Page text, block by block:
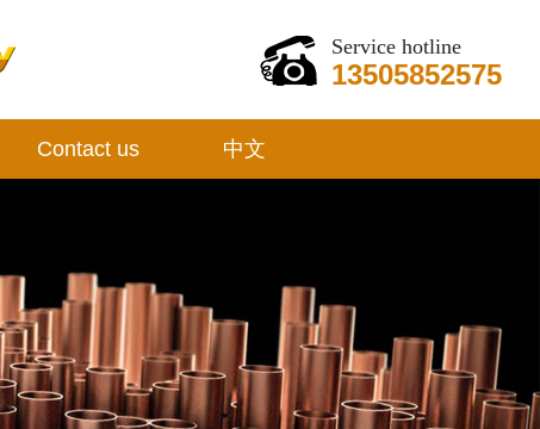
Service hotline
13505852575
Contact us 中文